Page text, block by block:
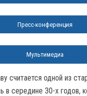
Пресс-конференция
Мультимедиа
считается одной из
в середине 30-х годов,